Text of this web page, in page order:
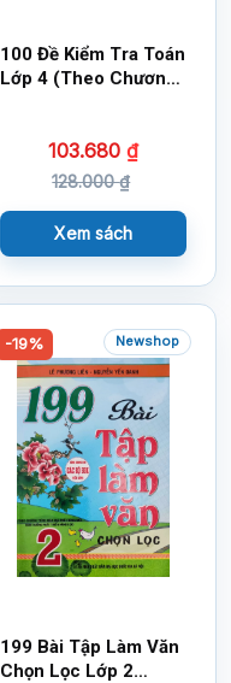
100 Đề Kiểm Tra Toán
Lớp 4 (Theo Chương
103.680 ₫
128.000₫
Xem sách
-19% Newshop
199 Bài Tập Làm Văn
Chọn Lọc Lớp 2